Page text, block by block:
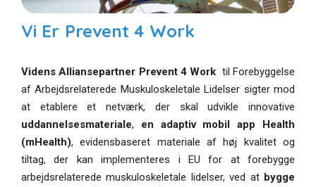
Vi Er Prevent 4 Work
Videns Alliansepartner Prevent 4 Work til Forebyggelse
af Arbejdsrelaterede Muskuloskeletale Lidelser sigter mod
at etablere et netværk, der skal udvikle innovative
uddannelsesmateriale, en adaptiv mobil app Health
(mHealth), evidensbaseret materiale af høj kvalitet og
tiltag, der kan implementeres i EU for at forebygge
arbejdsrelaterede muskuloskeletale lidelser, ved at bygge